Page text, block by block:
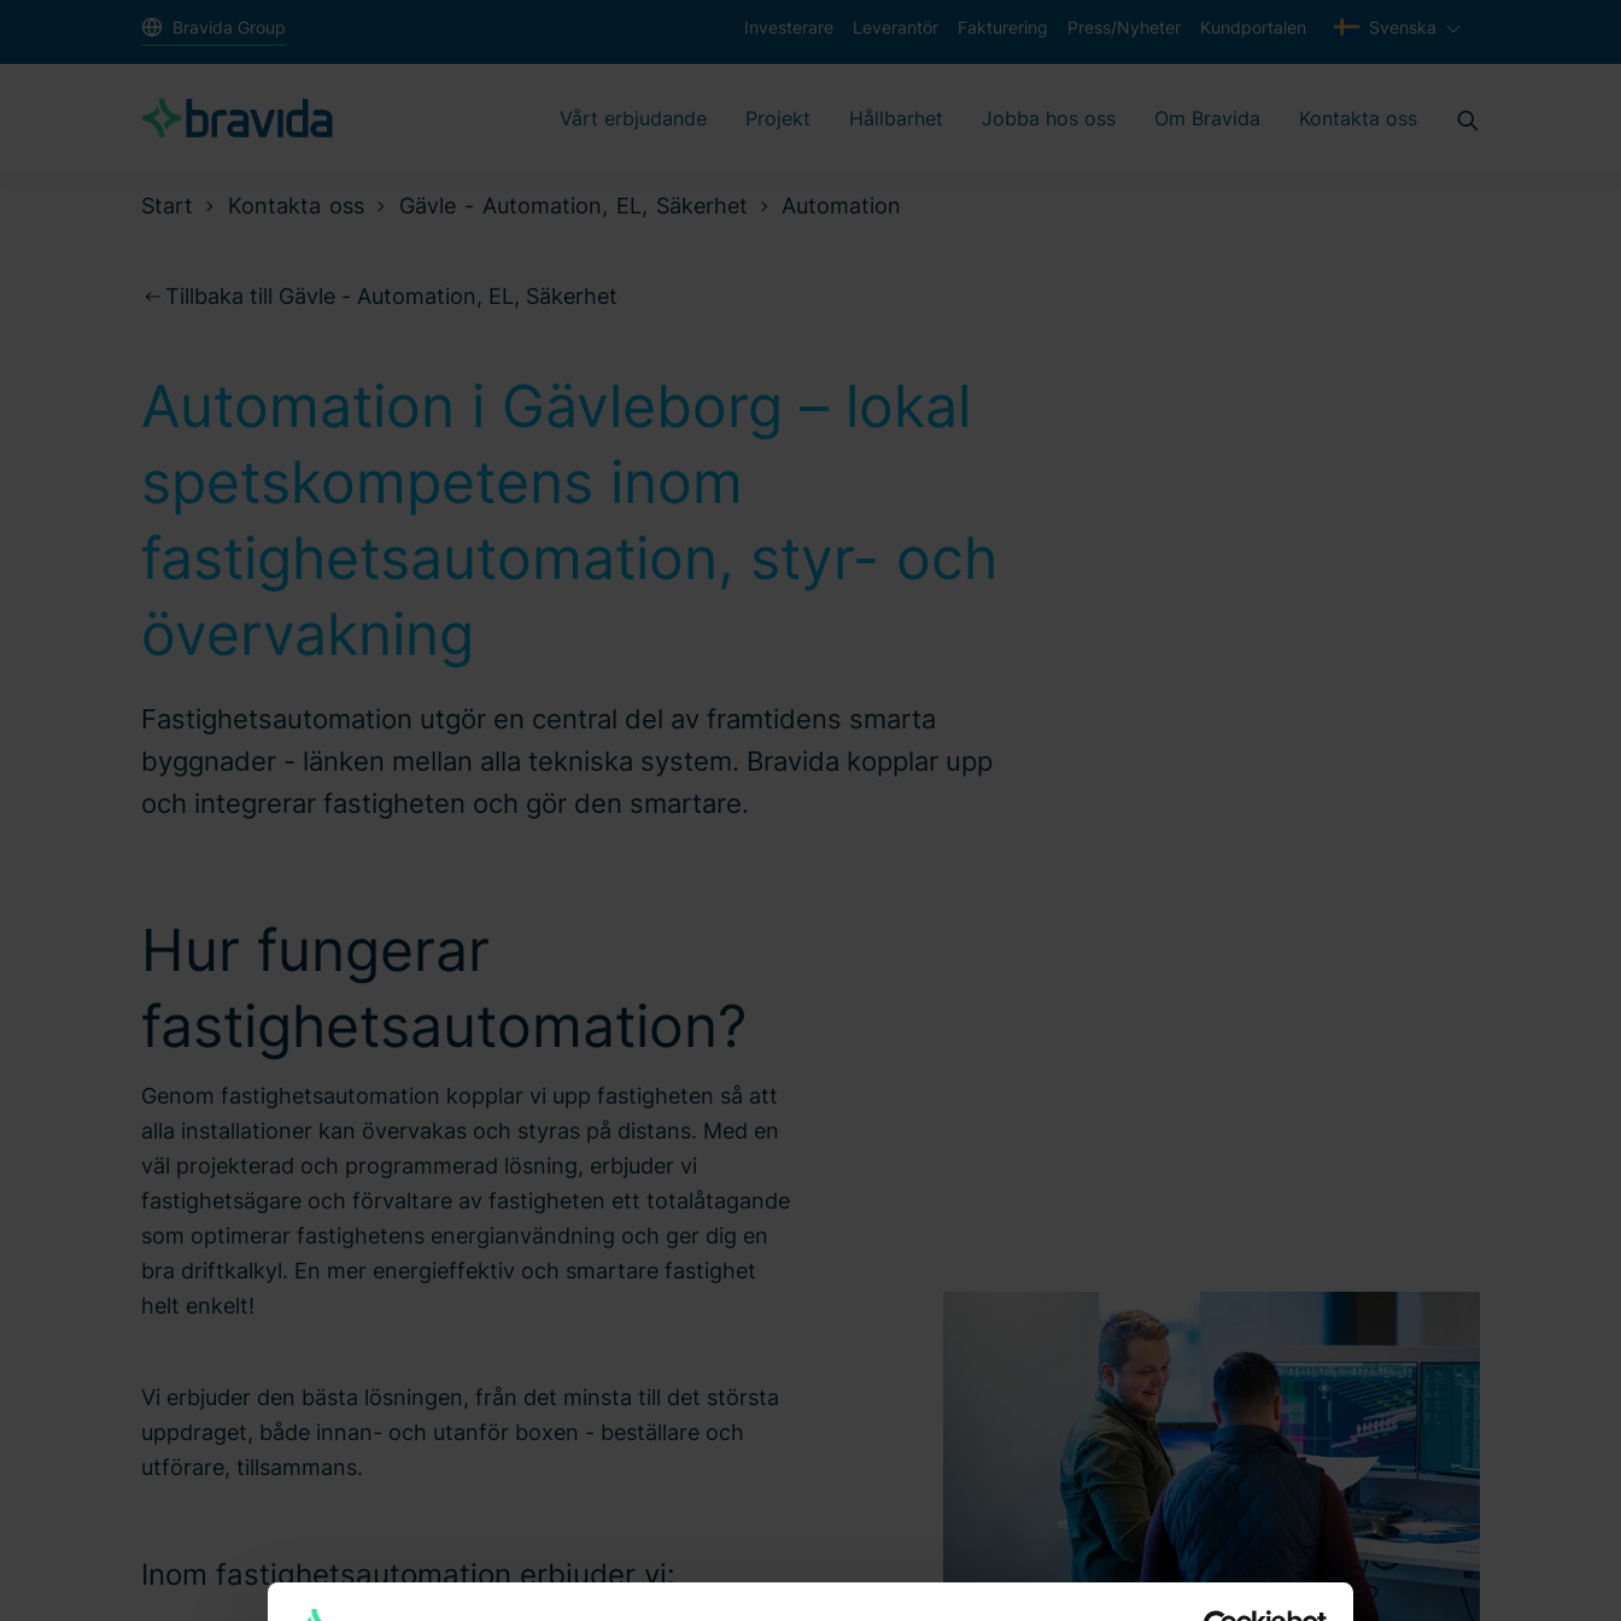
Bravida Group Investerare Leverantör Fakturering Press/Nyheter Kundportalen Svenska
Vårt erbjudande Projekt Hållbarhet Jobba hos oss Om Bravida Kontakta oss
Start Kontakta oss Gävle - Automation, EL, Säkerhet Automation
Tillbaka till Gävle - Automation, EL, Säkerhet
Automation i Gävleborg – lokal
spetskompetens inom
fastighetsautomation, styr- och
övervakning
Fastighetsautomation utgör en central del av framtidens smarta
byggnader - länken mellan alla tekniska system. Bravida kopplar upp
och integrerar fastigheten och gör den smartare.
Hur fungerar
fastighetsautomation?
Genom fastighetsautomation kopplar vi upp fastigheten så att
alla installationer kan övervakas och styras på distans. Med en
väl projekterad och programmerad lösning, erbjuder vi
fastighetsägare och förvaltare av fastigheten ett totalåtagande
som optimerar fastighetens energianvändning och ger dig en
bra driftkalkyl. En mer energieffektiv och smartare fastighet
helt enkelt!
Vi erbjuder den bästa lösningen, från det minsta till det största
uppdraget, både innan- och utanför boxen - beställare och
utförare, tillsammans.
Inom fastighetsautomation erbjuder vi: